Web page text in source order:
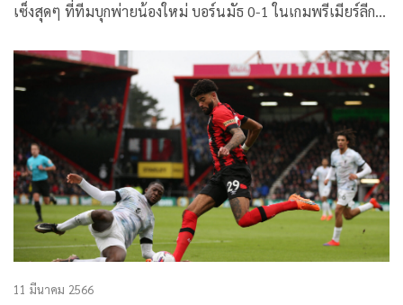
เซ็งสุดๆ ที่ทีมบุกพ่ายน้องใหม่ บอร์นมัธ 0-1 ในเกมพรีเมียร์ลีก
เยอะมาก พร้อมกลับไปทำการบ้านว่าทำไมถึงพ่ายแพ้
11 มีนาคม 2566